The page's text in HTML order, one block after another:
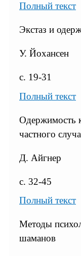
Полный текст
Экстаз и
У. Йохансен
с. 19-31
Полный текст
Одержимость
частного
Д. Айгнер
с. 32-45
Полный текст
Методы
шаманов